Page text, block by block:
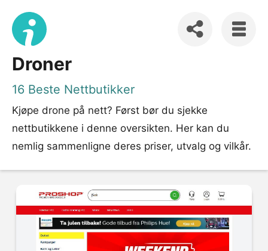
Droner
16 Beste Nettbutikker
Kjøpe drone på nett? Først bør du sjekke
nettbutikkene i denne oversikten. Her kan du
nemlig sammenligne deres priser, utvalg og vilkår.